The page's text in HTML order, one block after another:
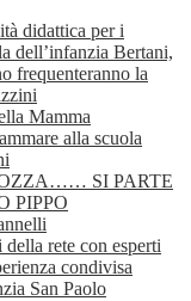
didattica per i
dell’infanzia Bertani,
frequenteranno la
Mamma
alla scuola
SI PARTE
PIPPO
rete con esperti
condivisa
San Paolo